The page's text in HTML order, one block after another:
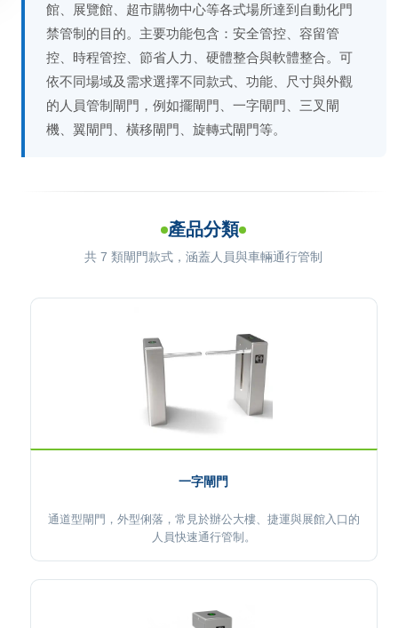
館、展覽館、超市購物中心等各式場所達到自動化門
禁管制的目的。主要功能包含：安全管控、容留管
控、時程管控、節省人力、硬體整合與軟體整合。可
依不同場域及需求選擇不同款式、功能、尺寸與外觀
的人員管制閘門，例如擺閘門、一字閘門、三叉閘
機、翼閘門、橫移閘門、旋轉式閘門等。
產品分類
共 7 類閘門款式，涵蓋人員與車輛通行管制
一字閘門
通道型閘門，外型俐落，常見於辦公大樓、捷運與展館入口的
人員快速通行管制。